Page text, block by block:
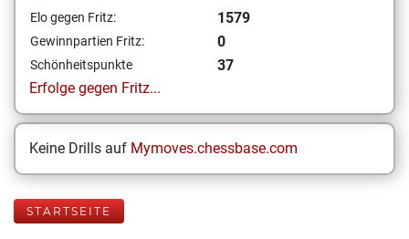
Elo gegen Fritz: 1579
Gewinnpartien Fritz: 0
Schönheitspunkte
37
Erfolge gegen Fritz...
Keine Drills auf Mymoves.chessbase.com
STARTSEITE